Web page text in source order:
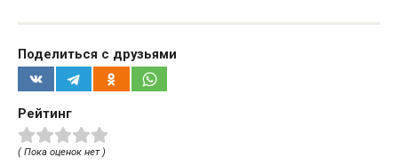
Поделиться с друзьями
Рейтинг
( Пока оценок нет )